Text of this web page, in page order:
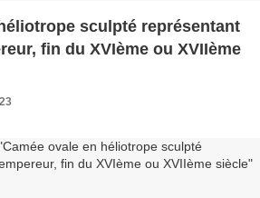
sculpté représentant
fin du XVIème ou XVIIème